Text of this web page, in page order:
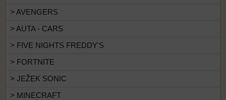
> AVENGERS
> AUTA - CARS
> FIVE NIGHTS FREDDY'S
> FORTNITE
> JEŽEK SONIC
> MINECRAFT